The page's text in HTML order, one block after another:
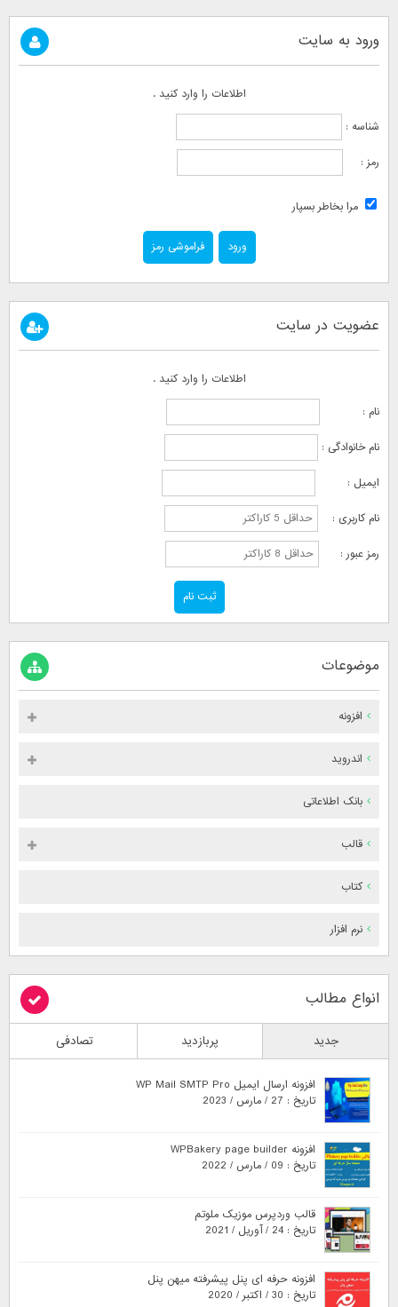
ورود به سایت
اطلاعات را وارد کنید .
شناسه :
رمز :
مرا بخاطر بسپار
فراموشی رمز
عضویت در سایت
اطلاعات را وارد کنید .
نام :
نام خانوادگی :
ایمیل :
نام کاربری :
رمز عبور :
موضوعات
افزونه
اندروید
بانک اطلاعاتی
قالب
کتاب
نرم افزار
انواع مطالب
جدید پربازدید تصادفی
افزونه ارسال ایمیل WP Mail SMTP Pro
تاریخ : 27 / مارس / 2023
افزونه WPBakery page builder
تاریخ : 09 / مارس / 2022
قالب وردپرس موزیک ملوتم
تاریخ : 24 / آوریل / 2021
افزونه حرفه ای پنل پیشرفته میهن پنل
تاریخ : 30 / اکتبر / 2020